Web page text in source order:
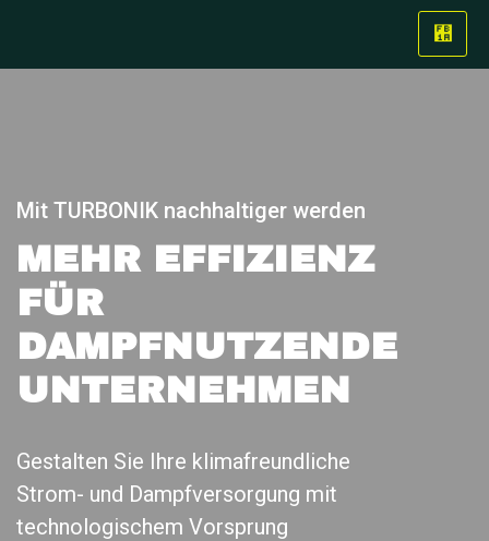
Mit TURBONIK nachhaltiger werden
MEHR EFFIZIENZ
FÜR
DAMPFNUTZENDE
UNTERNEHMEN
Gestalten Sie Ihre klimafreundliche
Strom- und Dampfversorgung mit
technologischem Vorsprung